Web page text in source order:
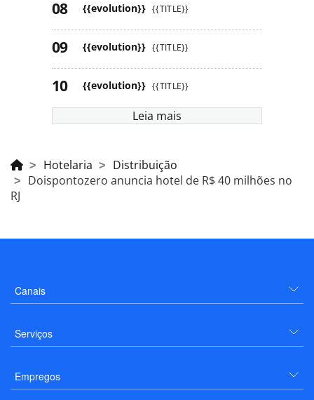
{{evolution}} {{TITLE}}
{{evolution}} {{TITLE}}
{{evolution}} {{TITLE}}
Leia mais
Hotelaria
Distribuição
Doispontozero anuncia hotel de R$ 40 milhões no
RJ
Canais
Serviços
Empregos